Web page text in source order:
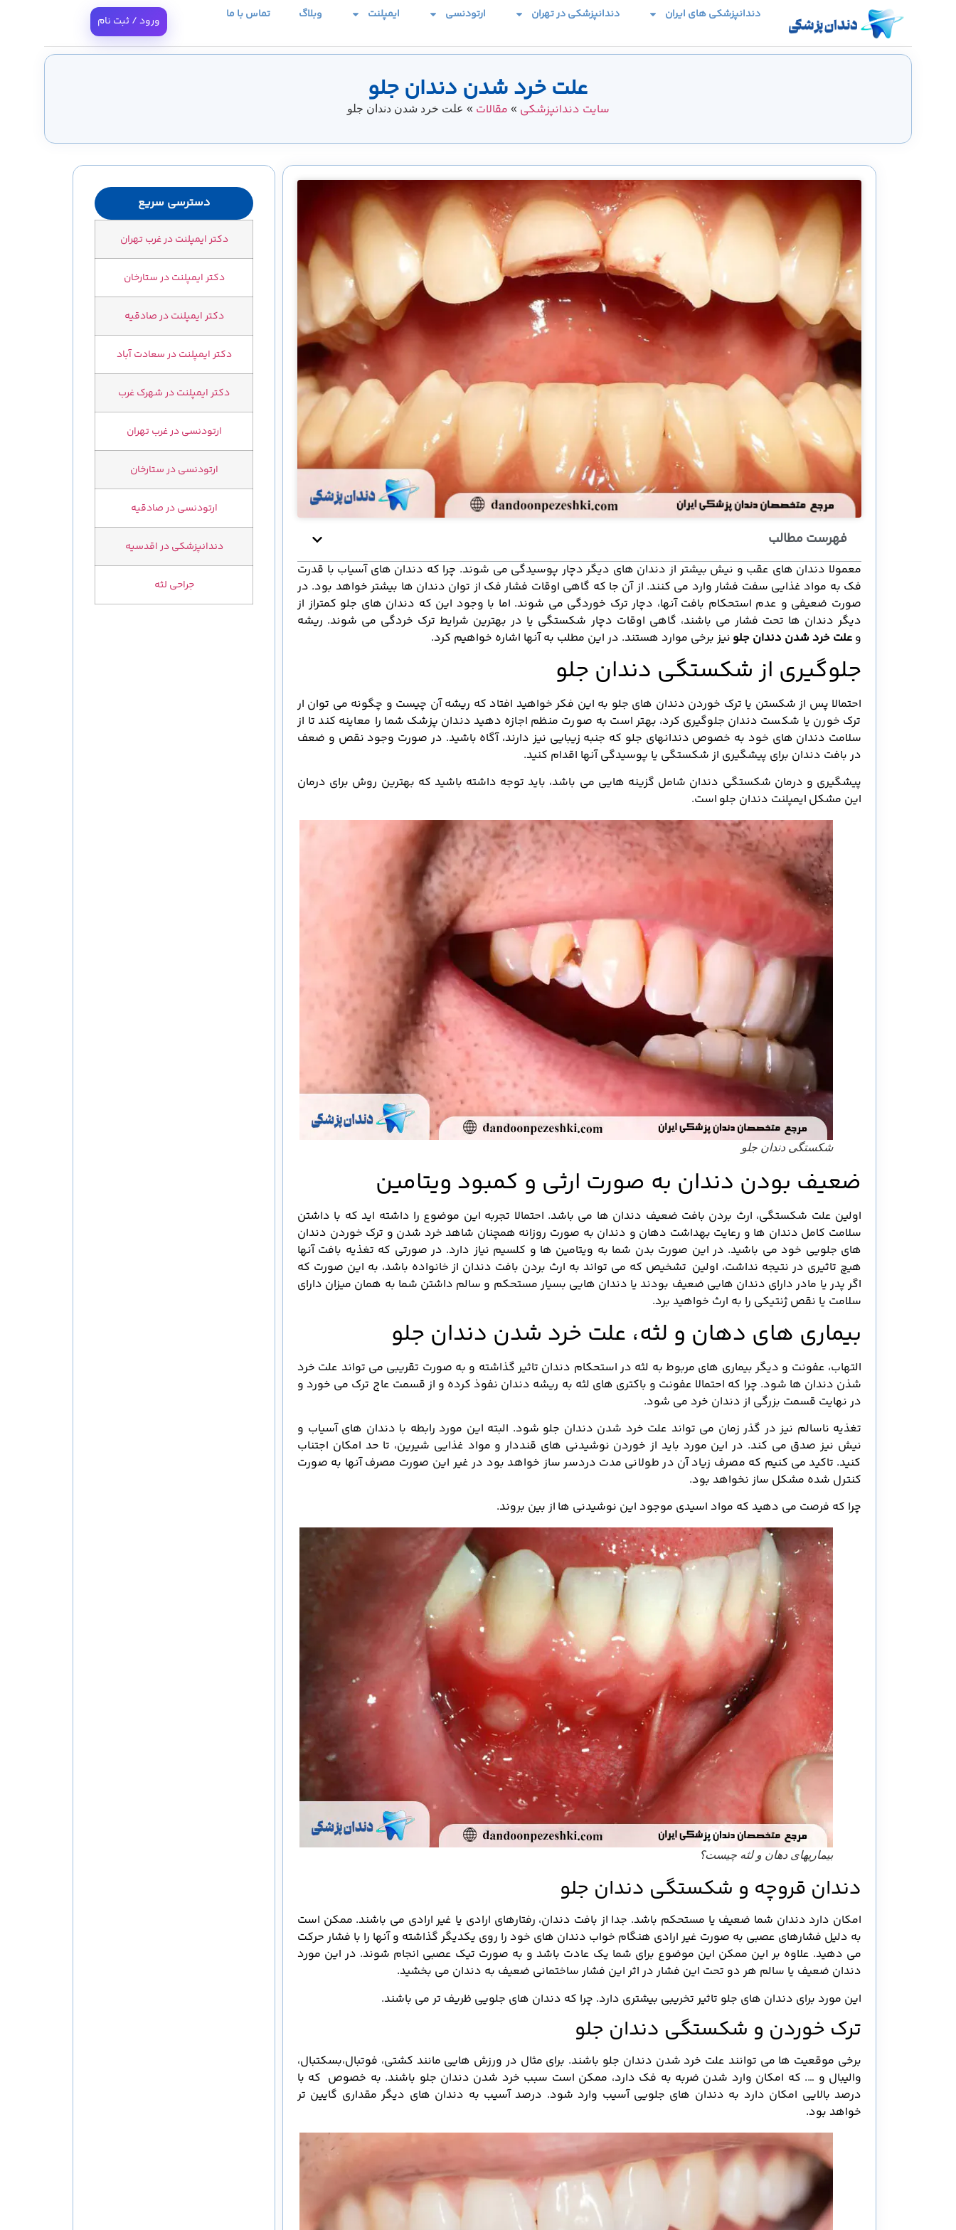
دندانپزشکی های ایران دندانپزشکی در تهران ارتودنسی ایمپلنت وبلاگ تماس با ما ورود / ثبت نام
علت خرد شدن دندان جلو
سایت دندانپزشکی » مقالات » علت خرد شدن دندان جلو
فهرست مطالب
معمولا دندان های عقب و نیش بیشتر از دندان های دیگر دچار پوسیدگی می شوند. چرا که دندان های آسیاب با قدرت
فک به مواد غذایی سفت فشار وارد می کنند. از آن جا که گاهی اوقات فشار فک از توان دندان ها بیشتر خواهد بود. در
صورت ضعیفی و عدم استحکام بافت آنها، دچار ترک خوردگی می شوند. اما با وجود این که دندان های جلو کمتراز از
دیگر دندان ها تحت فشار می باشند، گاهی اوقات دچار شکستگی یا در بهترین شرایط ترک خردگی می شوند. ریشه
و علت خرد شدن دندان جلو نیز برخی موارد هستند. در این مطلب به آنها اشاره خواهیم کرد.
جلوگیری از شکستگی دندان جلو
احتمالا پس از شکستن یا ترک خوردن دندان های جلو به این فکر خواهید افتاد که ریشه آن چیست و چگونه می توان ار
ترک خورن یا شکست دندان جلوگیری کرد، بهتر است به صورت منظم اجازه دهید دندان پزشک شما را معاینه کند تا از
سلامت دندان های خود به خصوص دندانهای جلو که جنبه زیبایی نیز دارند، آگاه باشید. در صورت وجود نقص و ضعف
در بافت دندان برای پیشگیری از شکستگی یا پوسیدگی آنها اقدام کنید.
پیشگیری و درمان شکستگی دندان شامل گزینه هایی می باشد، باید توجه داشته باشید که بهترین روش برای درمان
این مشکل ایمپلنت دندان جلو است.
شکستگی دندان جلو
ضعیف بودن دندان به صورت ارثی و کمبود ویتامین
اولین علت شکستگی، ارث بردن بافت ضعیف دندان ها می باشد. احتمالا تجربه این موضوع را داشته اید که با داشتن
سلامت کامل دندان ها و رعایت بهداشت دهان و دندان به صورت روزانه همچنان شاهد خرد شدن و ترک خوردن دندان
های جلویی خود می باشید. در این صورت بدن شما به ویتامین ها و کلسیم نیاز دارد. در صورتی که تغذیه بافت آنها
هیچ تاثیری در نتیجه نداشت، اولین تشخیص که می تواند به ارث بردن بافت دندان از خانواده باشد، به این صورت که
اگر پدر یا مادر دارای دندان هایی ضعیف بودند یا دندان هایی بسیار مستحکم و سالم داشتن شما به همان میزان دارای
سلامت یا نقص ژنتیکی را به ارث خواهید برد.
بیماری های دهان و لثه، علت خرد شدن دندان جلو
التهاب، عفونت و دیگر بیماری های مربوط به لثه در استحکام دندان تاثیر گذاشته و به صورت تقریبی می تواند علت خرد
شذن دندان ها شود. چرا که احتمالا عفونت و باکتری های لثه به ریشه دندان نفوذ کرده و از قسمت عاج ترک می خورد و
در نهایت قسمت بزرگی از دندان خرد می شود.
تغذیه ناسالم نیز در گذر زمان می تواند علت خرد شدن دندان جلو شود. البته این مورد رابطه با دندان های آسیاب و
نیش نیز صدق می کند. در این مورد باید از خوردن نوشیدنی های قنددار و مواد غذایی شیرین، تا حد امکان اجتناب
کنید. تاکید می کنیم که مصرف زیاد آن در طولانی مدت دردسر ساز خواهد بود در غیر این صورت مصرف آنها به صورت
کنترل شده مشکل ساز نخواهد بود.
چرا که فرصت می دهید که مواد اسیدی موجود این نوشیدنی ها از بین بروند.
بیماریهای دهان و لثه چیست؟
دندان قروچه و شکستگی دندان جلو
امکان دارد دندان شما ضعیف یا مستحکم باشد. جدا از بافت دندان، رفتارهای ارادی یا غیر ارادی می باشند. ممکن است
به دلیل فشارهای عصبی به صورت غیر ارادی هنگام خواب دندان های خود را روی یکدیگر گذاشته و آنها را با فشار حرکت
می دهید. علاوه بر این ممکن این موضوع برای شما یک عادت باشد و به صورت تیک عصبی انجام شوند. در این مورد
دندان ضعیف یا سالم هر دو تحت این فشار در اثر این فشار ساختمانی ضعیف به دندان می بخشید.
این مورد برای دندان های جلو تاثیر تخریبی بیشتری دارد. چرا که دندان های جلویی ظریف تر می باشند.
ترک خوردن و شکستگی دندان جلو
برخی موقعیت ها می توانند علت خرد شدن دندان جلو باشند. برای مثال در ورزش هایی مانند کشتی، فوتبال،بسکتبال،
والیبال و …. که امکان وارد شدن ضربه به فک دارد، ممکن است سبب خرد شدن دندان جلو باشند. به خصوص که با
درصد بالایی امکان دارد به دندان های جلویی آسیب وارد شود. درصد آسیب به دندان های دیگر مقداری گایین تر
خواهد بود.
دسترسی سریع
دکتر ایمپلنت در غرب تهران
دکتر ایمپلنت در ستارخان
دکتر ایمپلنت در صادقیه
دکتر ایمپلنت در سعادت آباد
دکتر ایمپلنت در شهرک غرب
ارتودنسی در غرب تهران
ارتودنسی در ستارخان
ارتودنسی در صادقیه
دندانپزشکی در اقدسیه
جراحی لثه